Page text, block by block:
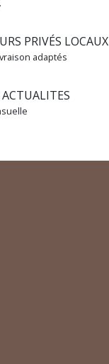
PRIVÉS LOCAUX
adaptés
ACTUALITES